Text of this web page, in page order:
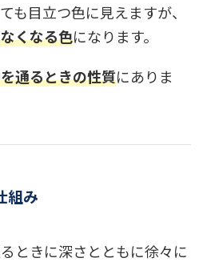
も目立つ色に見えますが、
くなる色になります。
通るときの性質にありま
組み
ときに深さとともに徐々に